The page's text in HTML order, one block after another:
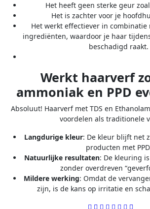
Het heeft geen sterke geur
Het is zachter voor je
Het werkt effectiever in combinatie
ingrediënten, waardoor je haar
beschadigd raakt.
Werkt haarverf
ammoniak en PPD
Absoluut! Haarverf met TDS en
voordelen als traditionele
Langdurige kleur: De kleur blijft net
producten met
Natuurlijke resultaten: De kleuring
zonder overdreven
Mildere werking: Omdat de
zijn, is de kans op irritatie en